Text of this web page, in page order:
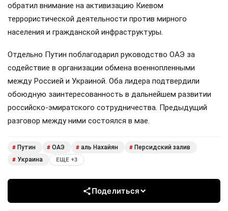
обратил внимание на активизацию Киевом
террористической деятельности против мирного
населения и гражданской инфраструктуры.
Отдельно Путин поблагодарил руководство ОАЭ за
содействие в организации обмена военнопленными
между Россией и Украиной. Оба лидера подтвердили
обоюдную заинтересованность в дальнейшем развитии
российско-эмиратского сотрудничества. Предыдущий
разговор между ними состоялся в мае.
# Путин # ОАЭ # аль Нахайян # Персидский залив
# Украина ЕЩЕ +3
Поделиться